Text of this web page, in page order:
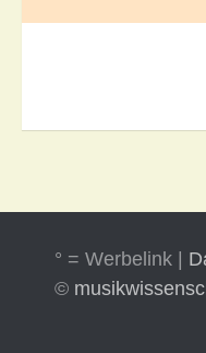
° = Werbelink |
©